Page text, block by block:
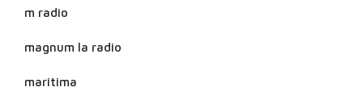
m radio
magnum la radio
maritima